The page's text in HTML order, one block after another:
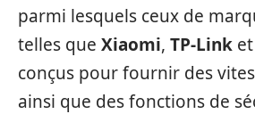
parmi lesquels ceux de
telles que Xiaomi, TP-Link et
conçus pour fournir des
ainsi que des fonctions de